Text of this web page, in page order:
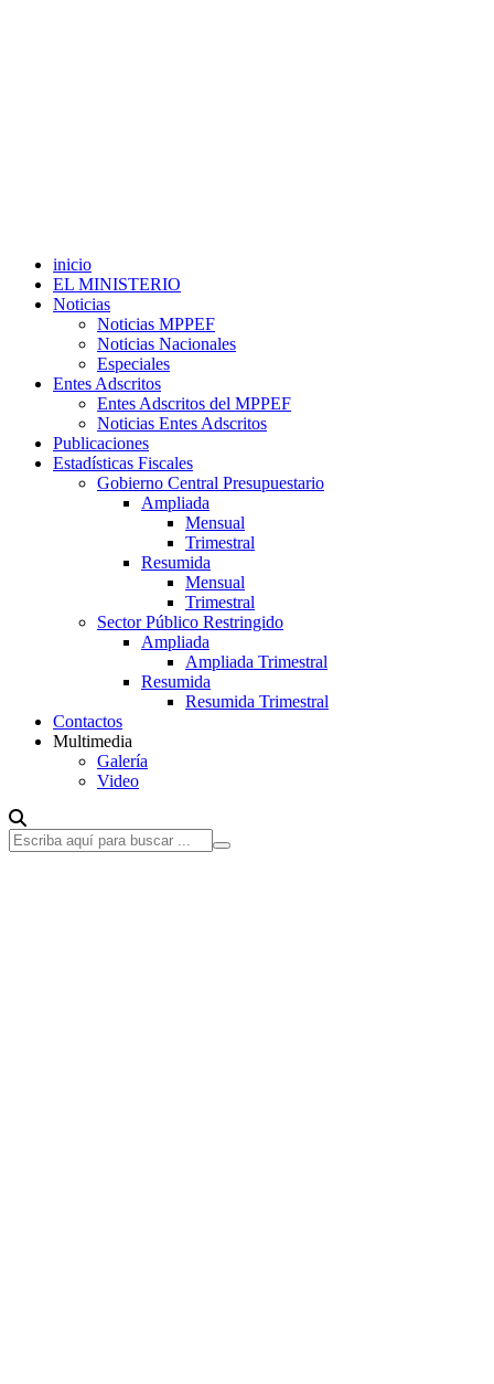
inicio
EL MINISTERIO
Noticias
Noticias MPPEF
Noticias Nacionales
Especiales
Entes Adscritos
Entes Adscritos del MPPEF
Noticias Entes Adscritos
Publicaciones
Estadísticas Fiscales
Gobierno Central Presupuestario
Ampliada
Mensual
Trimestral
Resumida
Mensual
Trimestral
Sector Público Restringido
Ampliada
Ampliada Trimestral
Resumida
Resumida Trimestral
Contactos
Multimedia
Galería
Video